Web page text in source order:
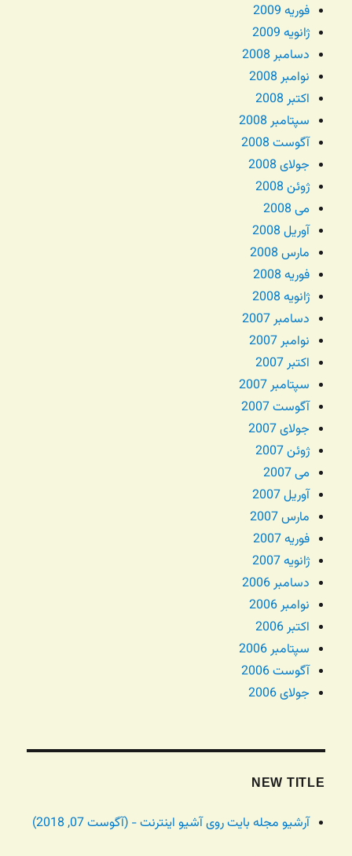
فوریه 2009
ژانویه 2009
دسامبر 2008
نوامبر 2008
اکتبر 2008
سپتامبر 2008
آگوست 2008
جولای 2008
ژوئن 2008
می 2008
آوریل 2008
مارس 2008
فوریه 2008
ژانویه 2008
دسامبر 2007
نوامبر 2007
اکتبر 2007
سپتامبر 2007
آگوست 2007
جولای 2007
ژوئن 2007
می 2007
آوریل 2007
مارس 2007
فوریه 2007
ژانویه 2007
دسامبر 2006
نوامبر 2006
اکتبر 2006
سپتامبر 2006
آگوست 2006
جولای 2006
NEW TITLE
آرشیو مجله بایت روی آشیو اینترنت - (آگوست 07, 2018)